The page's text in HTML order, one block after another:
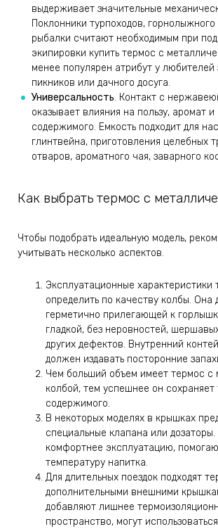
выдерживает значительные
Поклонники турпоходов,
рыбалки считают необходимым при
экипировки купить термос с
менее популярен атрибут у любителей
пикников или дачного досуга.
Универсальность. Контакт с
оказывает влияния на пользу, аромат и
содержимого. Емкость подходит для
глинтвейна, приготовления целебных
отваров, ароматного чая, заварного
Как выбрать термос с
Чтобы подобрать идеальную модель,
учитывать несколько аспектов.
Эксплуатационные
определить по качеству колбы. Она
герметично прилегающей к
гладкой, без неровностей,
других дефектов. Внутренний
должен издавать посторонние
Чем больший объем имеет термос с
колбой, тем успешнее он сохраняет
содержимого.
В некоторых моделях в крышках
специальные клапана или
комфортнее эксплуатацию,
температуру напитка.
Для длительных поездок подходят
дополнительными внешними
добавляют лишнее
пространство, могут